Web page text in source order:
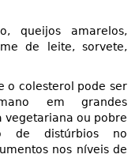
queijos amarelos,
de leite, sorvete,
o colesterol pode ser
em grandes
vegetariana ou pobre
de distúrbios no
nos níveis de